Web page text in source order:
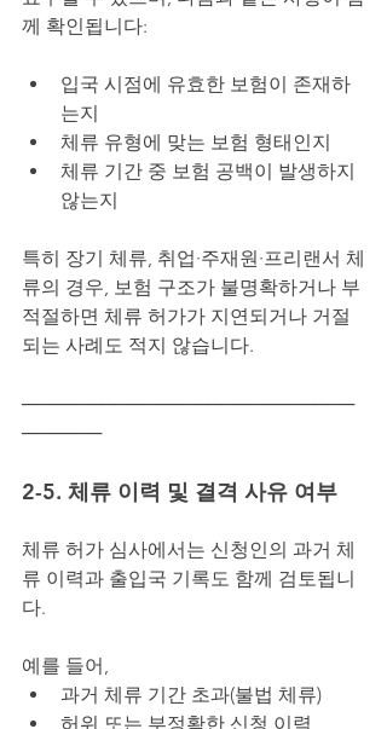
께 확인됩니다:
입국 시점에 유효한 보험이 존재하
는지
체류 유형에 맞는 보험 형태인지
체류 기간 중 보험 공백이 발생하지
않는지
특히 장기 체류, 취업·주재원·프리랜서 체
류의 경우, 보험 구조가 불명확하거나 부
적절하면 체류 허가가 지연되거나 거절
되는 사례도 적지 않습니다.
─────────────────────────
──────
2-5. 체류 이력 및 결격 사유 여부
체류 허가 심사에서는 신청인의 과거 체
류 이력과 출입국 기록도 함께 검토됩니
다.
예를 들어,
과거 체류 기간 초과(불법 체류)
허위 또는 부정확한 신청 이력